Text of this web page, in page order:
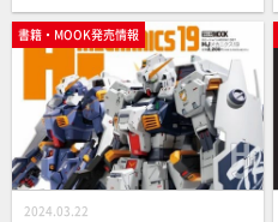
ップ！
書籍・MOOK発売情報
2024.03.22